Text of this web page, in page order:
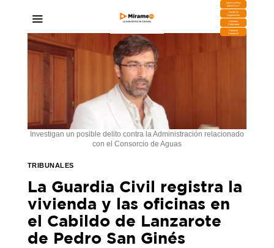
DESCARGA
MIRAPLAY
Buzón de
Sugerencias
Contratar
Publicidad
Contacto
Comercial
Investigan un posible delito contra la Administración relacionado
con el Consorcio de Aguas
TRIBUNALES
La Guardia Civil registra la
vivienda y las oficinas en
el Cabildo de Lanzarote
de Pedro San Ginés